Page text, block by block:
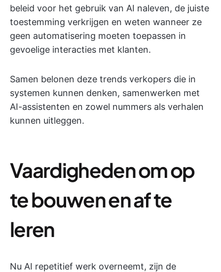
beleid voor het gebruik van AI naleven, de juiste
toestemming verkrijgen en weten wanneer ze
geen automatisering moeten toepassen in
gevoelige interacties met klanten.
Samen belonen deze trends verkopers die in
systemen kunnen denken, samenwerken met
AI-assistenten en zowel nummers als verhalen
kunnen uitleggen.
Vaardigheden om op
te bouwen en af te
leren
Nu AI repetitief werk overneemt, zijn de